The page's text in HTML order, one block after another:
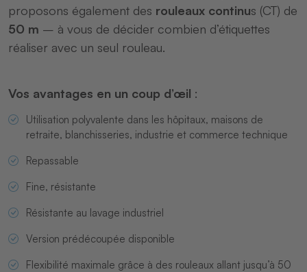
proposons également des rouleaux continus (CT) de
50 m – à vous de décider combien d’étiquettes
réaliser avec un seul rouleau.
Vos avantages en un coup d’œil :
Utilisation polyvalente dans les hôpitaux, maisons de
retraite, blanchisseries, industrie et commerce technique
Repassable
Fine, résistante
Résistante au lavage industriel
Version prédécoupée disponible
Flexibilité maximale grâce à des rouleaux allant jusqu’à 50